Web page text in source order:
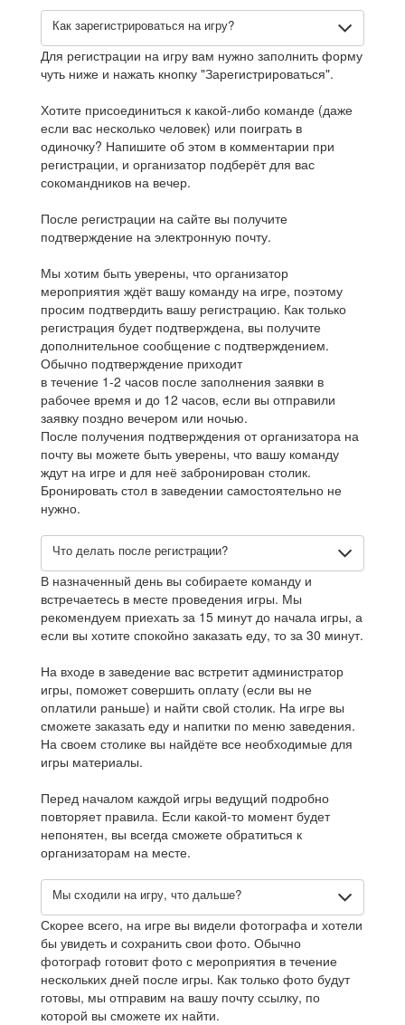
Как зарегистрироваться на игру?
Для регистрации на игру вам нужно заполнить форму
чуть ниже и нажать кнопку "Зарегистрироваться".
Хотите присоединиться к какой-либо команде (даже
если вас несколько человек) или поиграть в
одиночку? Напишите об этом в комментарии при
регистрации, и организатор подберёт для вас
сокомандников на вечер.
После регистрации на сайте вы получите
подтверждение на электронную почту.
Мы хотим быть уверены, что организатор
мероприятия ждёт вашу команду на игре, поэтому
просим подтвердить вашу регистрацию. Как только
регистрация будет подтверждена, вы получите
дополнительное сообщение с подтверждением.
Обычно подтверждение приходит
в течение 1-2 часов после заполнения заявки в
рабочее время и до 12 часов, если вы отправили
заявку поздно вечером или ночью.
После получения подтверждения от организатора на
почту вы можете быть уверены, что вашу команду
ждут на игре и для неё забронирован столик.
Бронировать стол в заведении самостоятельно не
нужно.
Что делать после регистрации?
В назначенный день вы собираете команду и
встречаетесь в месте проведения игры. Мы
рекомендуем приехать за 15 минут до начала игры, а
если вы хотите спокойно заказать еду, то за 30 минут.
На входе в заведение вас встретит администратор
игры, поможет совершить оплату (если вы не
оплатили раньше) и найти свой столик. На игре вы
сможете заказать еду и напитки по меню заведения.
На своем столике вы найдёте все необходимые для
игры материалы.
Перед началом каждой игры ведущий подробно
повторяет правила. Если какой-то момент будет
непонятен, вы всегда сможете обратиться к
организаторам на месте.
Мы сходили на игру, что дальше?
Скорее всего, на игре вы видели фотографа и хотели
бы увидеть и сохранить свои фото. Обычно
фотограф готовит фото с мероприятия в течение
нескольких дней после игры. Как только фото будут
готовы, мы отправим на вашу почту ссылку, по
которой вы сможете их найти.